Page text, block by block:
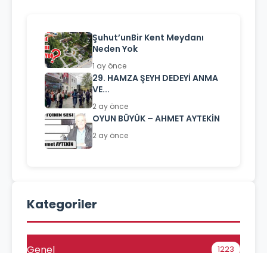
Şuhut’unBir Kent Meydanı
Neden Yok
1 ay önce
29. HAMZA ŞEYH DEDEYİ ANMA
VE...
2 ay önce
OYUN BÜYÜK – AHMET AYTEKİN
2 ay önce
Kategoriler
Genel 1223